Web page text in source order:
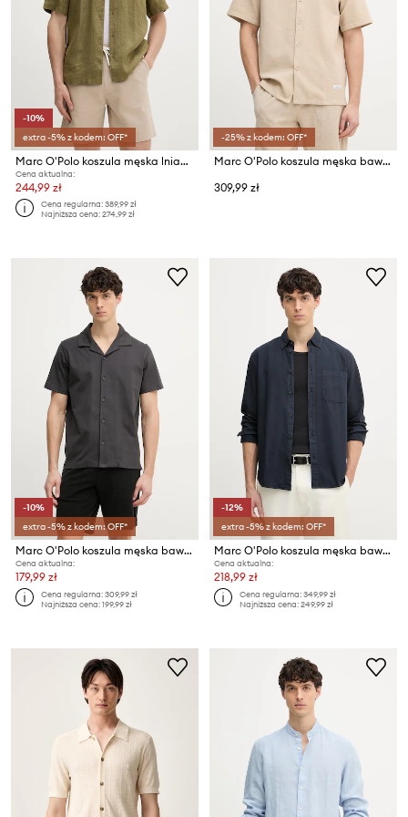
-10%
extra -5% z kodem: OFF*
Marc O'Polo koszula męska lniana
Cena aktualna:
244,99 zł
Cena regularna:389,99 zł
Najniższa cena:274,99 zł
-25% z kodem: OFF*
Marc O'Polo koszula męska bawełniana
309,99 zł
-10%
extra -5% z kodem: OFF*
Marc O'Polo koszula męska bawełniana
Cena aktualna:
179,99 zł
Cena regularna:309,99 zł
Najniższa cena:199,99 zł
-12%
extra -5% z kodem: OFF*
Marc O'Polo koszula męska bawełniana
Cena aktualna:
218,99 zł
Cena regularna:349,99 zł
Najniższa cena:249,99 zł